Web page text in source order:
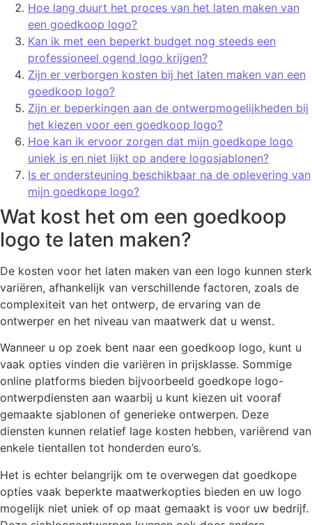
Hoe lang duurt het proces van het laten maken van
een goedkoop logo?
Kan ik met een beperkt budget nog steeds een
professioneel ogend logo krijgen?
Zijn er verborgen kosten bij het laten maken van een
goedkoop logo?
Zijn er beperkingen aan de ontwerpmogelijkheden bij
het kiezen voor een goedkoop logo?
Hoe kan ik ervoor zorgen dat mijn goedkope logo
uniek is en niet lijkt op andere logosjablonen?
Is er ondersteuning beschikbaar na de oplevering van
mijn goedkope logo?
Wat kost het om een goedkoop
logo te laten maken?
De kosten voor het laten maken van een logo kunnen sterk
variëren, afhankelijk van verschillende factoren, zoals de
complexiteit van het ontwerp, de ervaring van de
ontwerper en het niveau van maatwerk dat u wenst.
Wanneer u op zoek bent naar een goedkoop logo, kunt u
vaak opties vinden die variëren in prijsklasse. Sommige
online platforms bieden bijvoorbeeld goedkope logo-
ontwerpdiensten aan waarbij u kunt kiezen uit vooraf
gemaakte sjablonen of generieke ontwerpen. Deze
diensten kunnen relatief lage kosten hebben, variërend van
enkele tientallen tot honderden euro’s.
Het is echter belangrijk om te overwegen dat goedkope
opties vaak beperkte maatwerkopties bieden en uw logo
mogelijk niet uniek of op maat gemaakt is voor uw bedrijf.